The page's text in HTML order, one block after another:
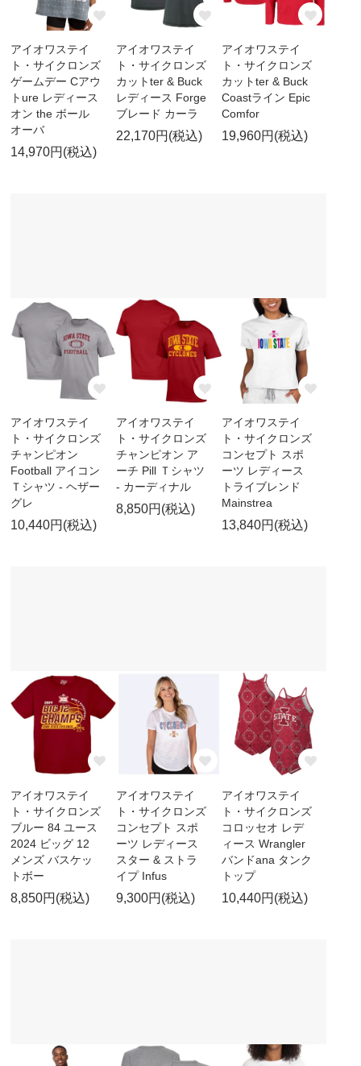
アイオワステイ
ト・サイクロンズ
ゲームデー Cアウ
トure レディース
オン the ボール
オーバ
14,970円(税込)
アイオワステイ
ト・サイクロンズ
カットter & Buck
レディース Forge
ブレード カーラ
22,170円(税込)
アイオワステイ
ト・サイクロンズ
カットter & Buck
Coastライン Epic
Comfor
19,960円(税込)
アイオワステイ
ト・サイクロンズ
チャンピオン
Football アイコン
Ｔシャツ - ヘザー
グレ
10,440円(税込)
アイオワステイ
ト・サイクロンズ
チャンピオン ア
ーチ Pill Ｔシャツ
- カーディナル
8,850円(税込)
アイオワステイ
ト・サイクロンズ
コンセプト スポ
ーツ レディース
トライブレンド
Mainstrea
13,840円(税込)
アイオワステイ
ト・サイクロンズ
ブルー 84 ユース
2024 ビッグ 12
メンズ バスケッ
トボー
8,850円(税込)
アイオワステイ
ト・サイクロンズ
コンセプト スポ
ーツ レディース
スター & ストラ
イプ Infus
9,300円(税込)
アイオワステイ
ト・サイクロンズ
コロッセオ レデ
ィース Wrangler
バンドana タンク
トップ
10,440円(税込)